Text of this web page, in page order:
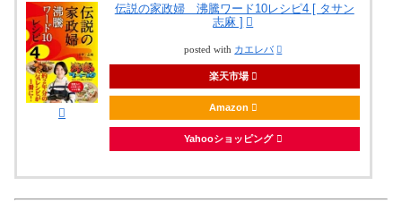
伝説の家政婦 沸騰ワード10レシピ4 [ タサン
志麻 ]
posted with カエレバ
楽天市場
Amazon
Yahooショッピング